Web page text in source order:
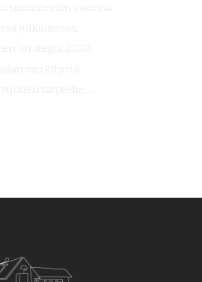
vuonna
julkaisussa,
strategia 2020,
merkitystä
tarpeelle…